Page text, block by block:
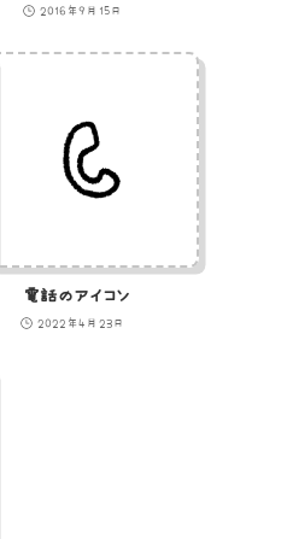
2016年9月15日
電話のアイコン
2022年4月23日